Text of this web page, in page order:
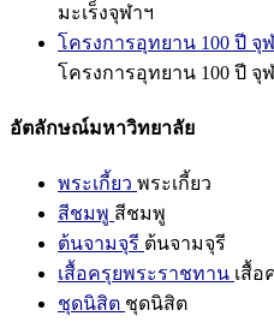
มะเร็งจุฬาฯ
โครงการอุทยาน 100 ปี
โครงการอุทยาน 100 ปี
อัตลักษณ์มหาวิทยาลัย
พระเกี้ยว พระเกี้ยว
สีชมพู สีชมพู
ต้นจามจุรี ต้นจามจุรี
เสื้อครุยพระราชทาน เสื้อ
ชุดนิสิต ชุดนิสิต